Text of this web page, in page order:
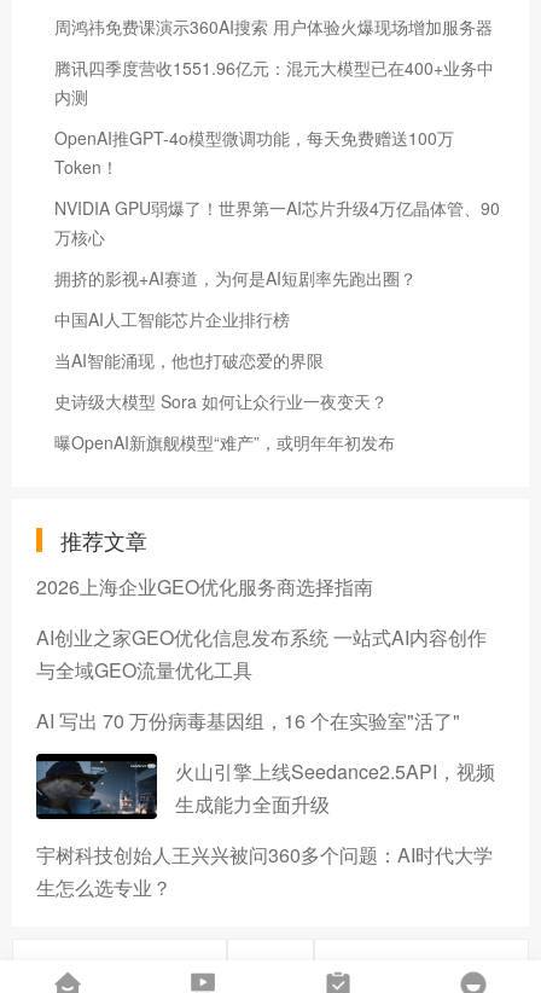
周鸿祎免费课演示360AI搜索 用户体验火爆现场增加服务器
腾讯四季度营收1551.96亿元：混元大模型已在400+业务中
内测
OpenAI推GPT-4o模型微调功能，每天免费赠送100万
Token！
NVIDIA GPU弱爆了！世界第一AI芯片升级4万亿晶体管、90
万核心
拥挤的影视+AI赛道，为何是AI短剧率先跑出圈？
中国AI人工智能芯片企业排行榜
当AI智能涌现，他也打破恋爱的界限
史诗级大模型 Sora 如何让众行业一夜变天？
曝OpenAI新旗舰模型“难产”，或明年年初发布
推荐文章
2026上海企业GEO优化服务商选择指南
AI创业之家GEO优化信息发布系统 一站式AI内容创作
与全域GEO流量优化工具
AI 写出 70 万份病毒基因组，16 个在实验室"活了"
火山引擎上线Seedance2.5API，视频
生成能力全面升级
宇树科技创始人王兴兴被问360多个问题：AI时代大学
生怎么选专业？